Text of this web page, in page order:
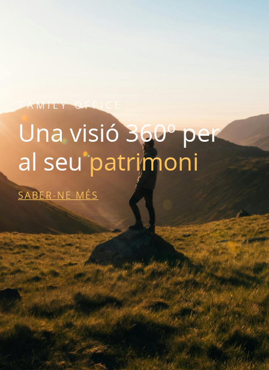
FAMILY OFFICE
Una visió 360º per
al seupatrimoni
SABER-NE MÉS